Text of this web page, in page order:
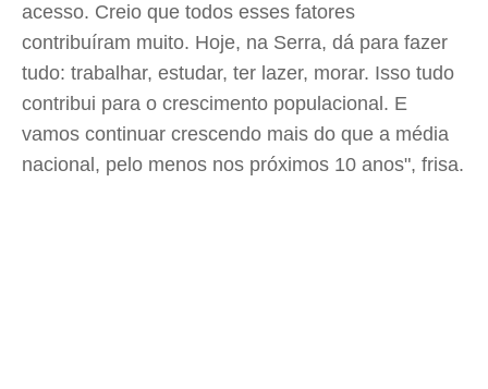
acesso. Creio que todos esses fatores
contribuíram muito. Hoje, na Serra, dá para fazer
tudo: trabalhar, estudar, ter lazer, morar. Isso tudo
contribui para o crescimento populacional. E
vamos continuar crescendo mais do que a média
nacional, pelo menos nos próximos 10 anos", frisa.